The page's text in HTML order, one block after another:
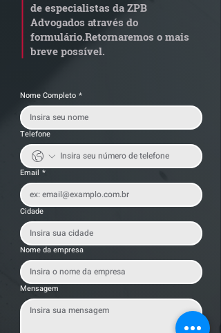
anterior?
de especialistas da ZPB
Advogados através do
formulário.Retornaremos o mais
breve possível.
Nome Completo *
Telefone
Email *
Cidade
Nome da empresa
Mensagem